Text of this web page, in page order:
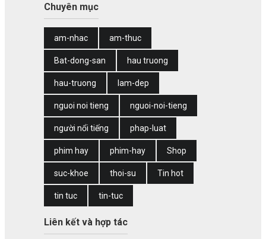
Chuyên mục
am-nhac am-thuc
Bat-dong-san hau truong
hau-truong lam-dep
nguoi noi tieng nguoi-noi-tieng
người nổi tiếng phap-luat
phim hay phim-hay Shop
suc-khoe thoi-su Tin hot
tin tuc tin-tuc
Liên kết và hợp tác